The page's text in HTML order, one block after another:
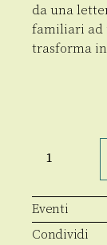
da una
familiari ad
trasforma in
Dall'esempio
Eventi
Condividi